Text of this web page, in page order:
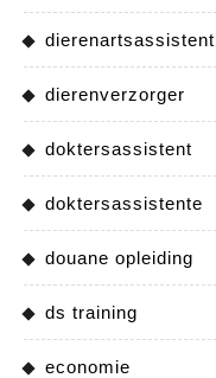
dierenartsassistent
dierenverzorger
doktersassistent
doktersassistente
douane opleiding
ds training
economie